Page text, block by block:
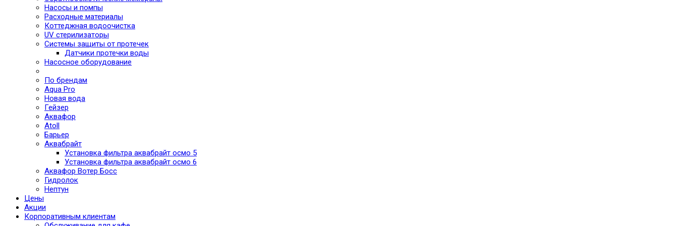
Насосы и помпы
Расходные материалы
Коттеджная водоочистка
UV стерилизаторы
Системы защиты от протечек
Датчики протечки воды
Насосное оборудование
По брендам
Aqua Pro
Новая вода
Гейзер
Аквафор
Atoll
Барьер
Аквабрайт
Установка фильтра аквабрайт осмо 5
Установка фильтра аквабрайт осмо 6
Аквафор Вотер Босс
Гидролок
Нептун
Цены
Акции
Корпоративным клиентам